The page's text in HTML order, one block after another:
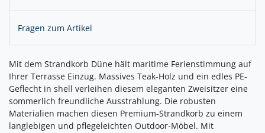
Fragen zum Artikel
Mit dem Strandkorb Düne hält maritime Ferienstimmung auf
Ihrer Terrasse Einzug. Massives Teak-Holz und ein edles PE-
Geflecht in shell verleihen diesem eleganten Zweisitzer eine
sommerlich freundliche Ausstrahlung. Die robusten
Materialien machen diesen Premium-Strandkorb zu einem
langlebigen und pflegeleichten Outdoor-Möbel. Mit